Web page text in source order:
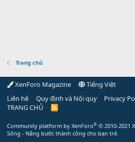
Trang chủ
XenForo Magazine
Tiếng Việt
Liên hệ
Quy định và Nội quy Privacy
TRANG CHỦ
R
Community platform by XenForo® © 2010-2021
Sống - Nâng bước thành công cho bạn trẻ.